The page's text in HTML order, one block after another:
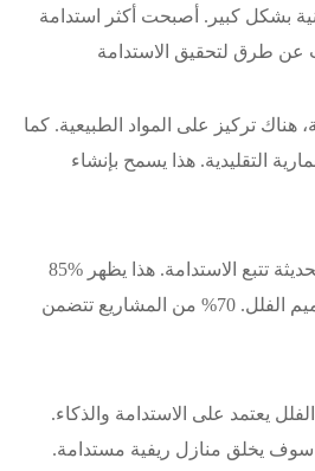
بشكل كبير. أصبحت أكثر استدامة
هناك تركيز على المواد الطبيعية. كما
التقليدية. هذا يسمح بإنشاء
85% من المشاريع المعمارية الحديثة تتبع الاستدامة. هذا يظهر
التزاما بالاستدامة في تصميم الفلل. 70% من المشاريع تتضمن
يعتمد على الاستدامة والذكاء.
سوف يخلق منازل ريفية مستدامة.